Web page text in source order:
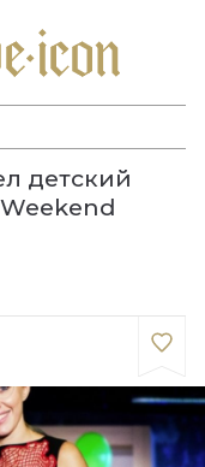
детский